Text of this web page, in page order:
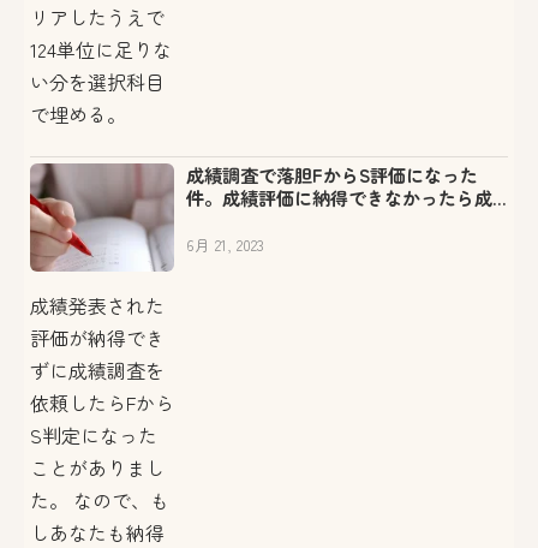
リアしたうえで
124単位に足りな
い分を選択科目
で埋める。
成績調査で落胆FからS評価になった
件。成績評価に納得できなかったら成
6月 21, 2023
成績発表された
評価が納得でき
ずに成績調査を
依頼したらFから
S判定になった
ことがありまし
た。 なので、も
しあなたも納得